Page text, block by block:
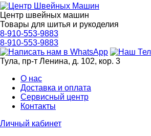
Центр швейных машин
Товары для шитья и рукоделия
8-910-553-9883
8-910-553-9883
Тула, пр-т Ленина, д. 102, кор. 3
О нас
Доставка и оплата
Сервисный центр
Контакты
Личный кабинет